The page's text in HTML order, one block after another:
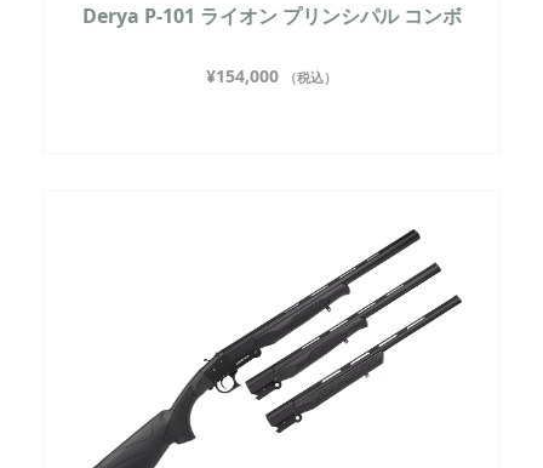
Derya P-101 ライオン プリンシパル コンボ
¥154,000 （税込）